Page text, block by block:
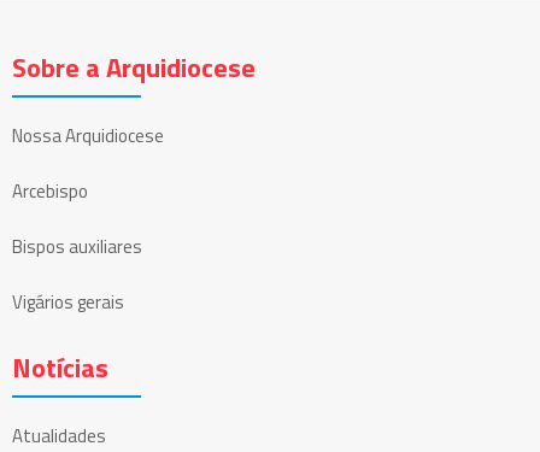
Sobre a Arquidiocese
Nossa Arquidiocese
Arcebispo
Bispos auxiliares
Vigários gerais
Notícias
Atualidades